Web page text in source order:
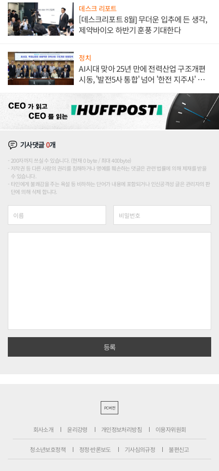
데스크 리포트
[데스크리포트 8월] 무더운 입추에 든 생각,
제약바이오 하반기 훈풍 기대한다
정치
AI시대 맞아 25년 만에 전력산업 구조개편
시동, '발전5사 통합' 넘어 '한전 지주사' 재편
기사댓글0개
200자까지 쓰실 수 있습니다. (현재 0 byte / 최대 400byte)
저작권 등 다른 사람의 권리를 침해하거나 명예를 훼손하는 댓글은 관련 법률에 의해 제재를 받을
수 있습니다.
타인에게 불쾌감을 주는 욕설 등 비하하는 단어가 내용에 포함되거나 인신공격성 글은 관리자의 판
단에 의해 삭제 합니다.
PC버전
회사소개 윤리강령 개인정보처리방침 이용자위원회
청소년보호정책 정정·반론보도 기사심의규정 불편신고